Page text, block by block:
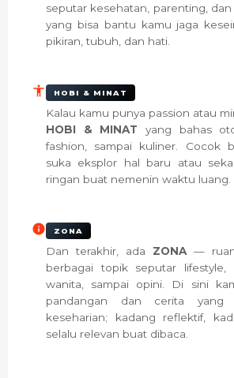
seputar kesehatan, parenting,
yang bisa bantu kamu jaga
pikiran, tubuh, dan hati.
HOBI & MINAT
Kalau kamu punya passion atau
HOBI & MINAT yang bahas
fashion, sampai kuliner. Cocok
suka eksplor hal baru atau
ringan buat nemenin waktu luang.
ZONA
Dan terakhir, ada ZONA —
berbagai topik seputar lifestyle,
wanita, sampai opini. Di sini
pandangan dan cerita yang
keseharian; kadang reflektif,
selalu relevan buat dibaca.